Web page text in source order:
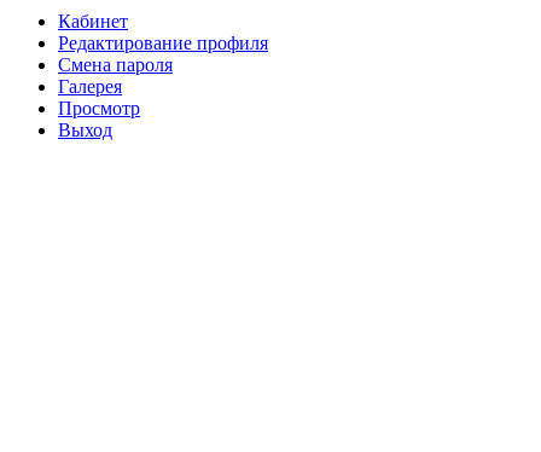
Кабинет
Редактирование профиля
Смена пароля
Галерея
Просмотр
Выход